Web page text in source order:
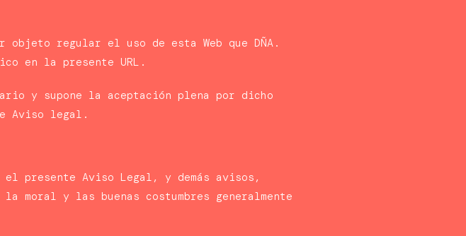
objeto regular el uso de esta Web que DÑA.
en la presente URL.
y supone la aceptación plena por dicho
Aviso legal.
presente Aviso Legal, y demás avisos,
moral y las buenas costumbres generalmente